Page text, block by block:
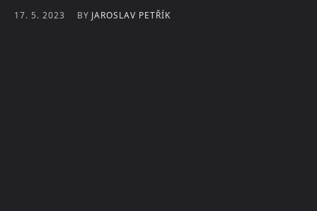
17. 5. 2023 BY JAROSLAV PETŘÍK